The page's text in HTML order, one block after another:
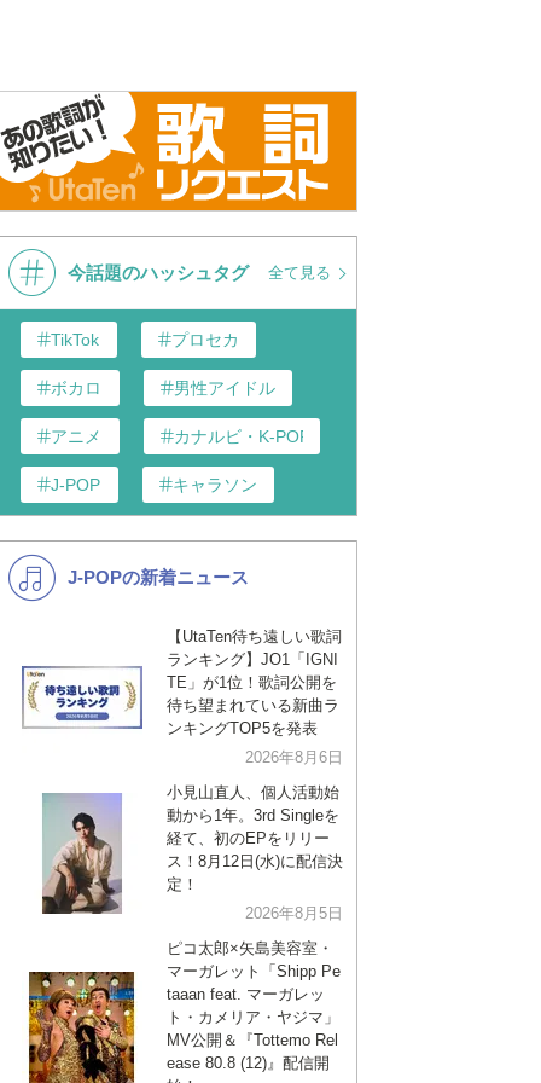
今話題のハッシュタグ 全て見る
TikTok プロセカ
ボカロ 男性アイドル
アニメ カナルビ・K-POP和訳
J-POP キャラソン
K-POP 演歌・歌謡
洋楽
ディズニー
J-POPの新着ニュース
【UtaTen待ち遠しい歌詞
ランキング】JO1「IGNI
TE」が1位！歌詞公開を
待ち望まれている新曲ラ
ンキングTOP5を発表
2026年8月6日
小見山直人、個人活動始
動から1年。3rd Singleを
経て、初のEPをリリー
ス！8月12日(水)に配信決
定！
2026年8月5日
ピコ太郎×矢島美容室・
マーガレット「Shipp Pe
taaan feat. マーガレッ
ト・カメリア・ヤジマ」
MV公開＆『Tottemo Rel
ease 80.8 (12)』配信開